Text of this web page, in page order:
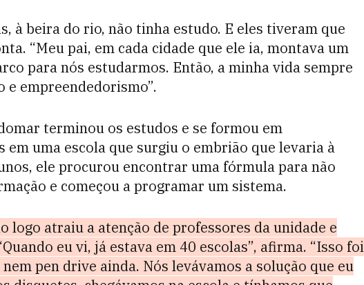
à beira do rio, não tinha estudo. E eles tiveram que
“Meu pai, em cada cidade que ele ia, montava um
para nós estudarmos. Então, a minha vida sempre
e empreendedorismo”.
terminou os estudos e se formou em
em uma escola que surgiu o embriāo que levaria à
ele procurou encontrar uma fórmula para não
e começou a programar um sistema.
logo atraiu a atenção de professores da unidade e
eu vi, já estava em 40 escolas”, afirma. “Isso foi
pen drive ainda. Nós levávamos a solução que eu